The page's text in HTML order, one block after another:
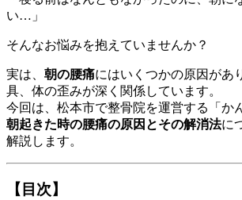
い…」
そんなお悩みを抱えていませんか？
実は、 朝の腰痛にはいくつかの原因があ
具、体の歪みが深く関係しています。
今回は、松本市で整骨院を運営する「か
朝起きた時の腰痛の原因とその解消法に
解説します。
【目次】